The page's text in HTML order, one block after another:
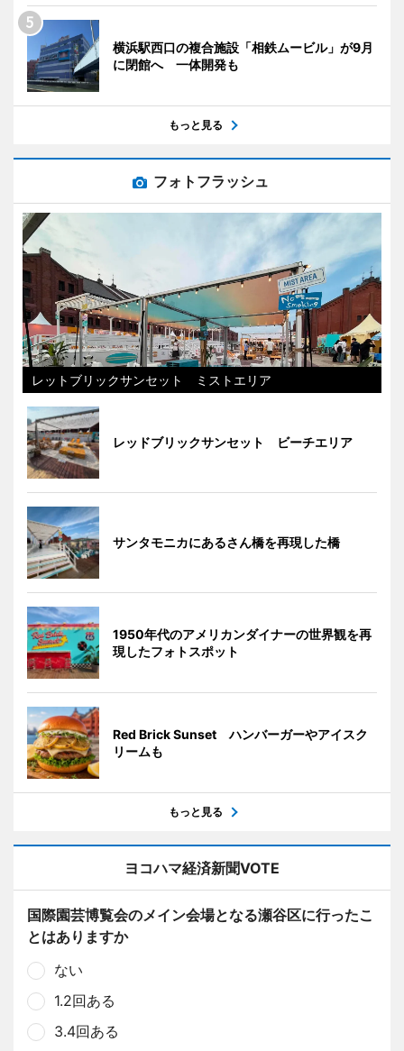
横浜駅西口の複合施設「相鉄ムービル」が9月
に閉館へ 一体開発も
もっと見る
フォトフラッシュ
レットブリックサンセット ミストエリア
レッドブリックサンセット ビーチエリア
サンタモニカにあるさん橋を再現した橋
1950年代のアメリカンダイナーの世界観を再
現したフォトスポット
Red Brick Sunset ハンバーガーやアイスク
リームも
もっと見る
ヨコハマ経済新聞VOTE
国際園芸博覧会のメイン会場となる瀬谷区に行ったこ
とはありますか
ない
1.2回ある
3.4回ある